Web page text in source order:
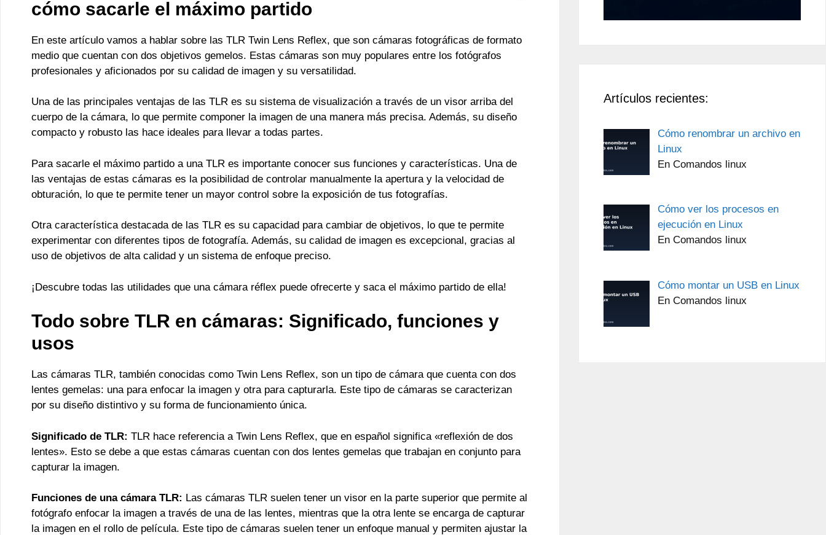
cómo sacarle el máximo partido
En este artículo vamos a hablar sobre las TLR Twin Lens Reflex, que son cámaras fotográficas de formato
medio que cuentan con dos objetivos gemelos. Estas cámaras son muy populares entre los fotógrafos
profesionales y aficionados por su calidad de imagen y su versatilidad.
Una de las principales ventajas de las TLR es su sistema de visualización a través de un visor arriba del
cuerpo de la cámara, lo que permite componer la imagen de una manera más precisa. Además, su diseño
compacto y robusto las hace ideales para llevar a todas partes.
Para sacarle el máximo partido a una TLR es importante conocer sus funciones y características. Una de
las ventajas de estas cámaras es la posibilidad de controlar manualmente la apertura y la velocidad de
obturación, lo que te permite tener un mayor control sobre la exposición de tus fotografías.
Otra característica destacada de las TLR es su capacidad para cambiar de objetivos, lo que te permite
experimentar con diferentes tipos de fotografía. Además, su calidad de imagen es excepcional, gracias al
uso de objetivos de alta calidad y un sistema de enfoque preciso.
¡Descubre todas las utilidades que una cámara réflex puede ofrecerte y saca el máximo partido de ella!
Todo sobre TLR en cámaras: Significado, funciones y
usos
Las cámaras TLR, también conocidas como Twin Lens Reflex, son un tipo de cámara que cuenta con dos
lentes gemelas: una para enfocar la imagen y otra para capturarla. Este tipo de cámaras se caracterizan
por su diseño distintivo y su forma de funcionamiento única.
Significado de TLR: TLR hace referencia a Twin Lens Reflex, que en español significa «reflexión de dos
lentes». Esto se debe a que estas cámaras cuentan con dos lentes gemelas que trabajan en conjunto para
capturar la imagen.
Funciones de una cámara TLR: Las cámaras TLR suelen tener un visor en la parte superior que permite al
fotógrafo enfocar la imagen a través de una de las lentes, mientras que la otra lente se encarga de capturar
la imagen en el rollo de película. Este tipo de cámaras suelen tener un enfoque manual y permiten ajustar la
Artículos recientes:
Cómo renombrar un archivo en
Linux
En Comandos linux
Cómo ver los procesos en
ejecución en Linux
En Comandos linux
Cómo montar un USB en Linux
En Comandos linux